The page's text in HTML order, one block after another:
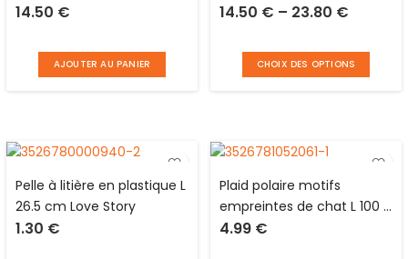
tâches en polyester et
Love Story
14.50 €
AJOUTER AU PANIER
tâches en polyester et
Love Story
14.50 € – 23.80 €
CHOIX DES OPTIONS
Pelle à litière en plastique L
26.5 cm Love Story
1.30 €
Plaid polaire motifs
empreintes de chat L 100 x
70 cm pour animaux Love
4.99 €